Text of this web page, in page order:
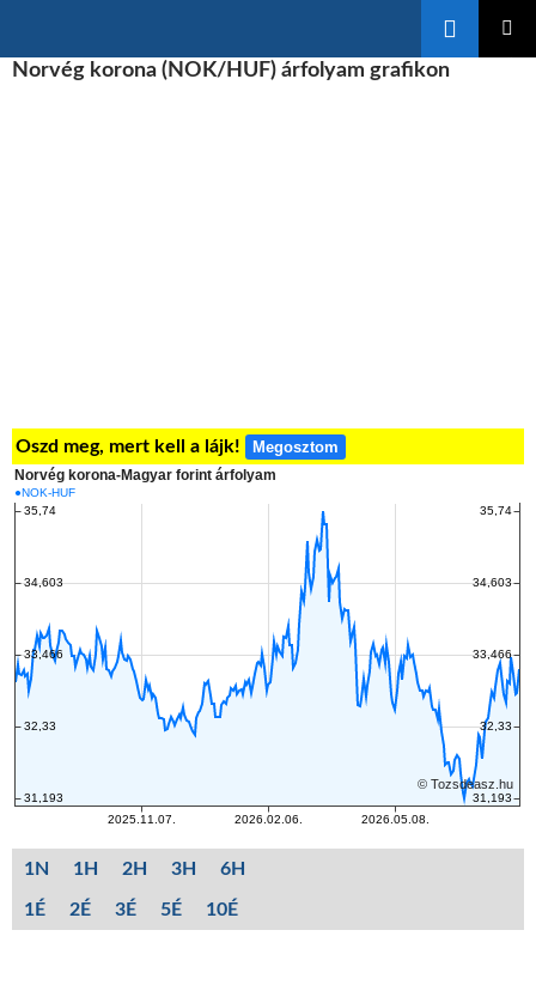
ANorvég korona (NOK/HUF) árfolyam grafikon
Oszd meg, mert kell a lájk! Megosztom
1N 1H 2H 3H 6H
1É 2É 3É 5É 10É